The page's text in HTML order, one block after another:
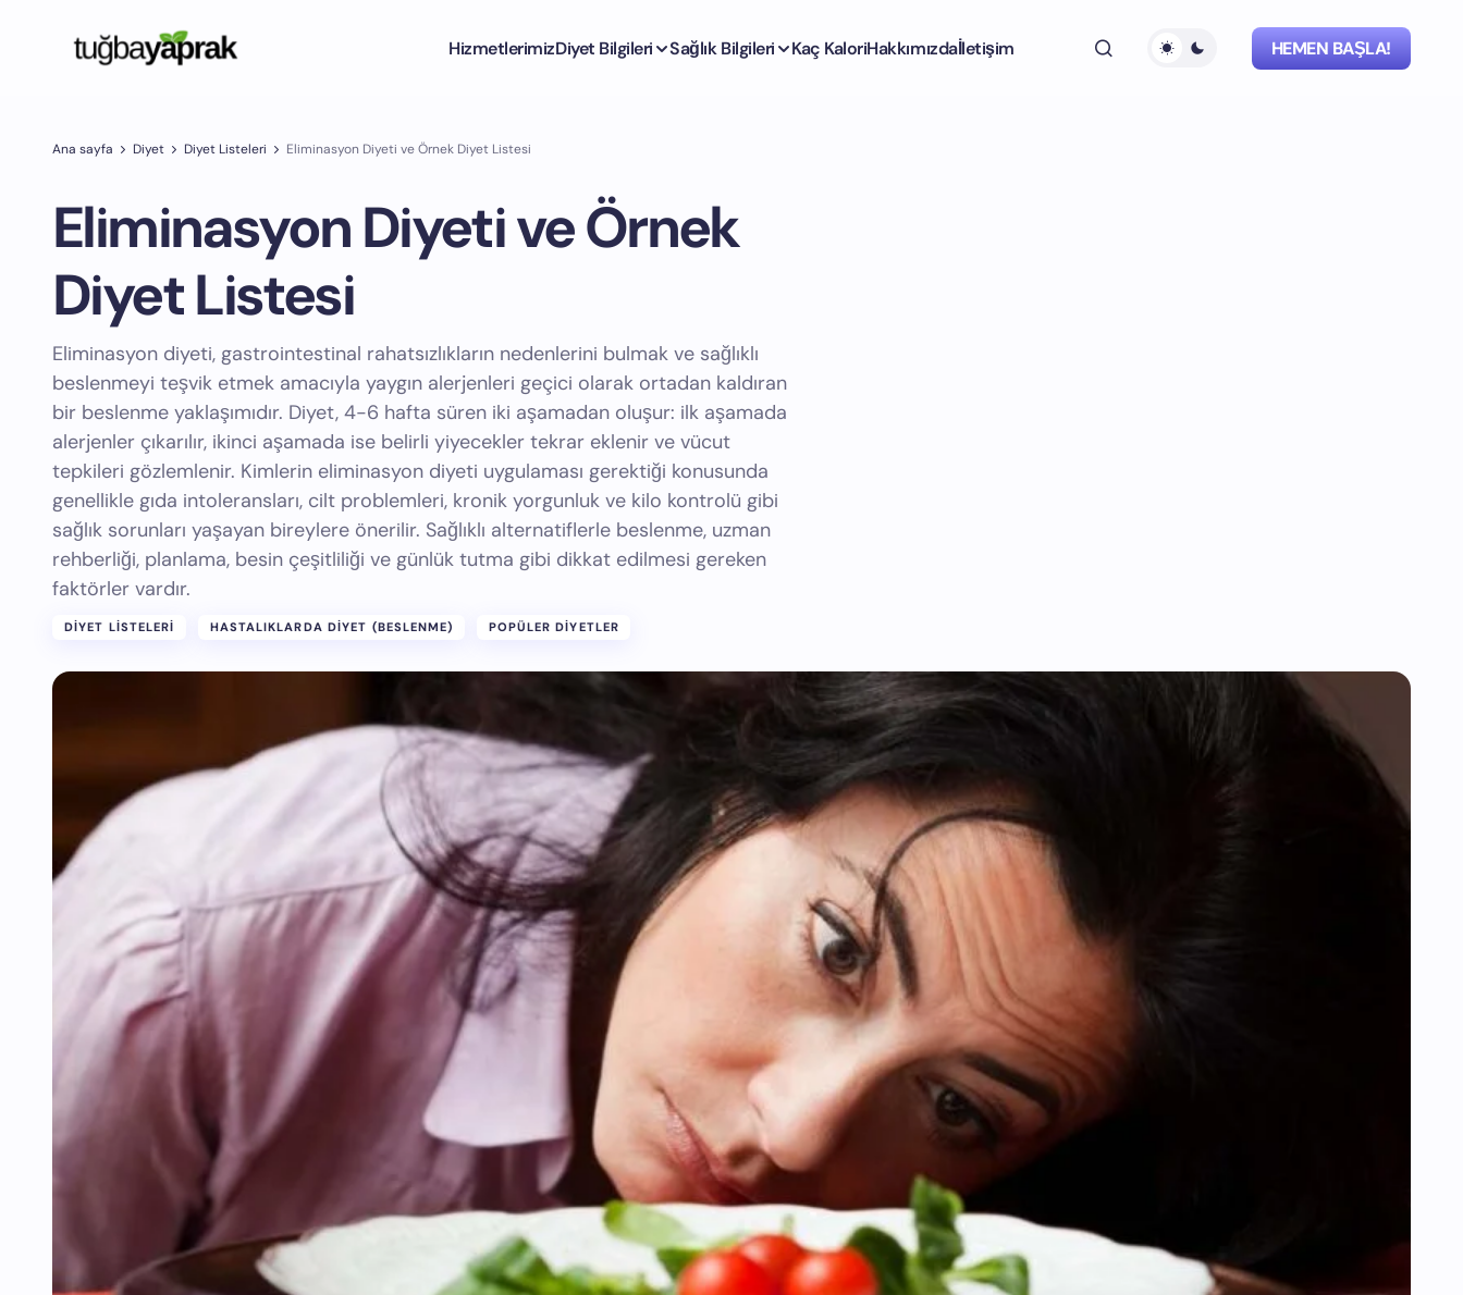
HizmetlerimizDiyet Bilgileri Sağlık Bilgileri Kaç KaloriHakkımızdaİletişim HEMEN BAŞLA!
Ana sayfa Diyet Diyet Listeleri Eliminasyon Diyeti ve Örnek Diyet Listesi
Eliminasyon Diyeti ve Örnek
Diyet Listesi
Eliminasyon diyeti, gastrointestinal rahatsızlıkların nedenlerini bulmak ve sağlıklı
beslenmeyi teşvik etmek amacıyla yaygın alerjenleri geçici olarak ortadan kaldıran
bir beslenme yaklaşımıdır. Diyet, 4-6 hafta süren iki aşamadan oluşur: ilk aşamada
alerjenler çıkarılır, ikinci aşamada ise belirli yiyecekler tekrar eklenir ve vücut
tepkileri gözlemlenir. Kimlerin eliminasyon diyeti uygulaması gerektiği konusunda
genellikle gıda intoleransları, cilt problemleri, kronik yorgunluk ve kilo kontrolü gibi
sağlık sorunları yaşayan bireylere önerilir. Sağlıklı alternatiflerle beslenme, uzman
rehberliği, planlama, besin çeşitliliği ve günlük tutma gibi dikkat edilmesi gereken
faktörler vardır.
DIYET LISTELERI HASTALIKLARDA DIYET (BESLENME) POPÜLER DIYETLER